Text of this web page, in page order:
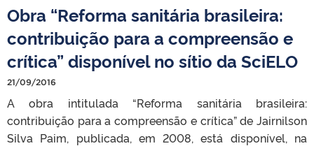
Obra “Reforma sanitária brasileira:
contribuição para a compreensão e
crítica” disponível no sítio da SciELO
21/09/2016
A obra intitulada “Reforma sanitária brasileira:
contribuição para a compreensão e crítica” de Jairnilson
Silva Paim, publicada, em 2008, está disponível, na